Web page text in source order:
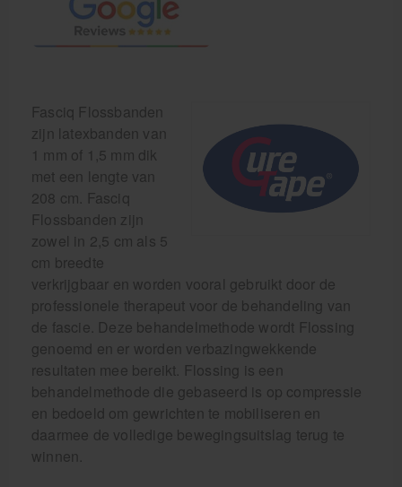
Fasciq Flossbanden
zijn latexbanden van
1 mm of 1,5 mm dik
met een lengte van
208 cm. Fasciq
Flossbanden zijn
zowel in 2,5 cm als 5
cm breedte
verkrijgbaar en worden vooral gebruikt door de
professionele therapeut voor de behandeling van
de fascie. Deze behandelmethode wordt Flossing
genoemd en er worden verbazingwekkende
resultaten mee bereikt. Flossing is een
behandelmethode die gebaseerd is op compressie
en bedoeld om gewrichten te mobiliseren en
daarmee de volledige bewegingsuitslag terug te
winnen.